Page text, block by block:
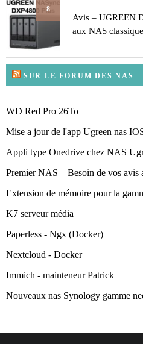
8
Avis – UGREEN
aux NAS
SUR LE FORUM DES NAS
WD Red Pro 26To
Mise a jour de l'app Ugreen nas
Appli type Onedrive chez NAS
Premier NAS – Besoin de vos avis
Extension de mémoire pour la
K7 serveur média
Paperless - Ngx (Docker)
Nextcloud - Docker
Immich - mainteneur Patrick
Nouveaux nas Synology gamme